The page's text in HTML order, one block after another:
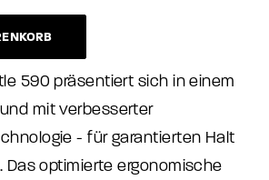
590 präsentiert sich in einem
mit verbesserter
- für garantierten Halt
Das optimierte ergonomische